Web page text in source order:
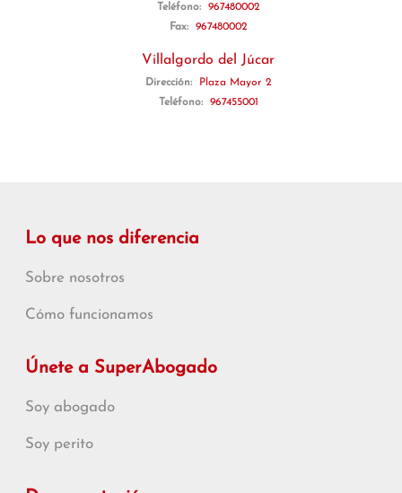
Teléfono:
967480002
Fax:
967480002
Villalgordo del Júcar
Dirección:
Plaza Mayor 2
Teléfono:
967455001
Lo que nos diferencia
Sobre nosotros
Cómo funcionamos
Únete a SuperAbogado
Soy abogado
Soy perito